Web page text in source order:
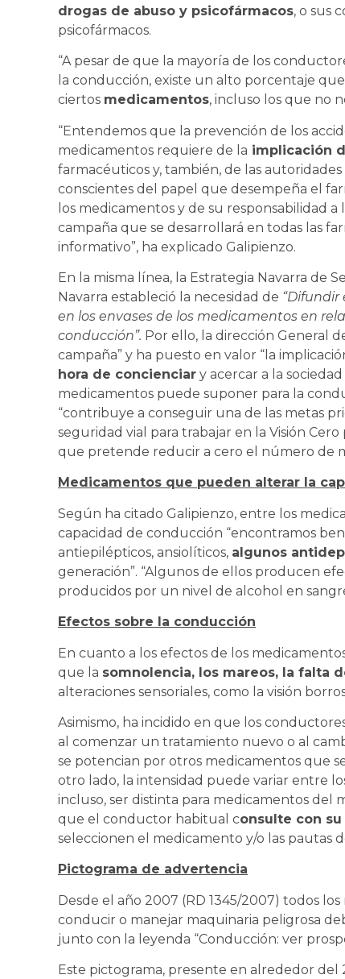
drogas de abuso y psicofármacos, o sus
psicofármacos.
“A pesar de que la mayoría de los
la conducción, existe un alto porcentaje
ciertos medicamentos, incluso los que no
“Entendemos que la prevención de los
medicamentos requiere de la implicación
farmacéuticos y, también, de las
conscientes del papel que desempeña el
los medicamentos y de su responsabilidad
campaña que se desarrollará en todas las
informativo”, ha explicado Galipienzo.
En la misma línea, la Estrategia Navarra de
Navarra estableció la necesidad de
en los envases de los medicamentos en
conducción”. Por ello, la dirección General
campaña” y ha puesto en valor “la
hora de concienciar y acercar a la
medicamentos puede suponer para la
“contribuye a conseguir una de las metas
seguridad vial para trabajar en la Visión
que pretende reducir a cero el número de
Medicamentos que pueden alterar la
Según ha citado Galipienzo, entre los
capacidad de conducción “encontramos
antiepilépticos, ansiolíticos, algunos
generación”. “Algunos de ellos producen
producidos por un nivel de alcohol en
Efectos sobre la conducción
En cuanto a los efectos de los
que la somnolencia, los mareos, la falta
alteraciones sensoriales, como la visión
Asimismo, ha incidido en que los
al comenzar un tratamiento nuevo o al
se potencian por otros medicamentos que
otro lado, la intensidad puede variar entre
incluso, ser distinta para medicamentos del
que el conductor habitual consulte con
seleccionen el medicamento y/o las pautas
Pictograma de advertencia
Desde el año 2007 (RD 1345/2007) todos
conducir o manejar maquinaria peligrosa
junto con la leyenda “Conducción: ver
Este pictograma, presente en alrededor del